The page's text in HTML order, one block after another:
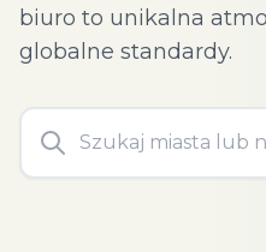
biuro to unikalna
globalne standardy.